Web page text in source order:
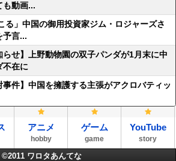
も動画...
る」中国の御用投資家ジム・ロジャーズさ
予言...
らせ】上野動物園の双子パンダが1月末に中
不在に
事件】中国を擁護する主張がアクロバティッ
アニメ
hobby
ゲーム
game
YouTube
story
©2011 ワロタあんてな